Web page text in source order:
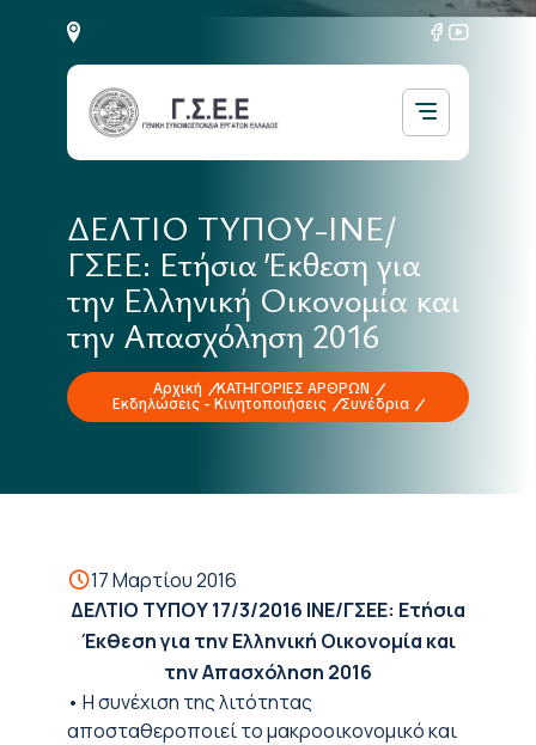
ΔΕΛΤΙΟ ΤΥΠΟΥ-ΙΝΕ/
ΓΣΕΕ: Ετήσια Έκθεση για
την Ελληνική Οικονομία και
την Απασχόληση 2016
Αρχική
ΚΑΤΗΓΟΡΙΕΣ ΑΡΘΡΩΝ
Εκδηλώσεις - Κινητοποιήσεις
Συνέδρια
17 Μαρτίου 2016
ΔΕΛΤΙΟ ΤΥΠΟΥ17/3/2016 ΙΝΕ/ΓΣΕΕ: Ετήσια
Έκθεση για την Ελληνική Οικονομία και
την Απασχόληση 2016
• Η συνέχιση της λιτότητας
αποσταθεροποιεί το μακροοικονομικό και